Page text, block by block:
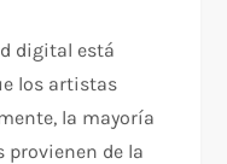
digital está
los artistas
la mayoría
provienen de la